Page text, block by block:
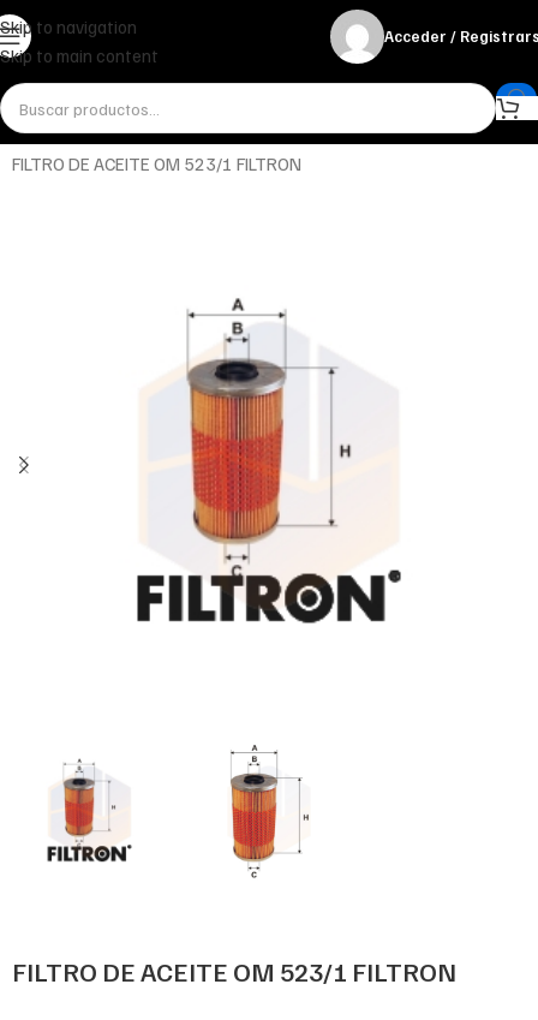
Skip to navigation
Skip to main content
Acceder /
InicioMiscelánea - otrosOtros
FILTRO DE ACEITE OM 523/1 FILTRON
FILTRO DE ACEITE OM 523/1 FILTRON